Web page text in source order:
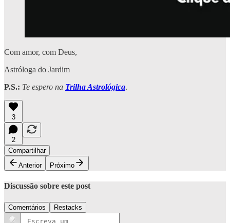
Com amor, com Deus,
Astróloga do Jardim
P.S.: Te espero na Trilha Astrológica.
3
2
Compartilhar
Anterior
Próximo
Discussão sobre este post
Comentários Restacks